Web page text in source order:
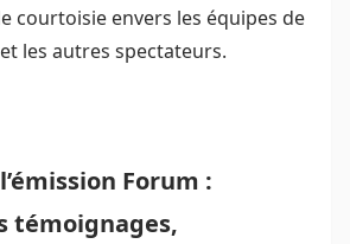
courtoisie envers les équipes de
les autres spectateurs.
Forum :
témoignages,